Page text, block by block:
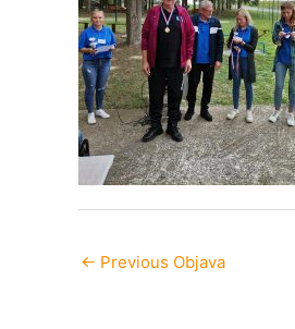
← Previous Objava